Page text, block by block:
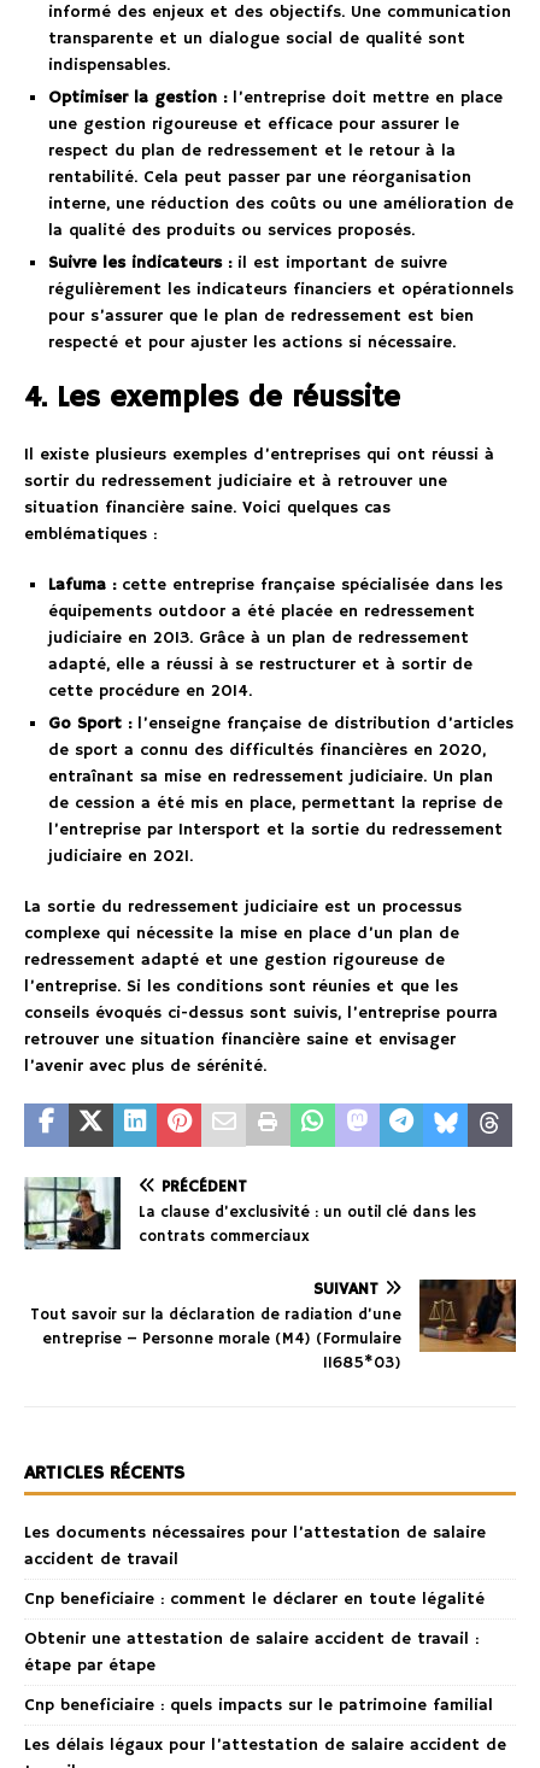
informé des enjeux et des objectifs. Une communication
transparente et un dialogue social de qualité sont
indispensables.
Optimiser la gestion :l’entreprise doit mettre en place
une gestion rigoureuse et efficace pour assurer le
respect du plan de redressement et le retour à la
rentabilité. Cela peut passer par une réorganisation
interne, une réduction des coûts ou une amélioration de
la qualité des produits ou services proposés.
Suivre les indicateurs :il est important de suivre
régulièrement les indicateurs financiers et opérationnels
pour s’assurer que le plan de redressement est bien
respecté et pour ajuster les actions si nécessaire.
4. Les exemples de réussite
Il existe plusieurs exemples d’entreprises qui ont réussi à
sortir du redressement judiciaire et à retrouver une
situation financière saine. Voici quelques cas
emblématiques :
Lafuma :cette entreprise française spécialisée dans les
équipements outdoor a été placée en redressement
judiciaire en 2013. Grâce à un plan de redressement
adapté, elle a réussi à se restructurer et à sortir de
cette procédure en 2014.
Go Sport :l’enseigne française de distribution d’articles
de sport a connu des difficultés financières en 2020,
entraînant sa mise en redressement judiciaire. Un plan
de cession a été mis en place, permettant la reprise de
l’entreprise par Intersport et la sortie du redressement
judiciaire en 2021.
La sortie du redressement judiciaire est un processus
complexe qui nécessite la mise en place d’un plan de
redressement adapté et une gestion rigoureuse de
l’entreprise. Si les conditions sont réunies et que les
conseils évoqués ci-dessus sont suivis, l’entreprise pourra
retrouver une situation financière saine et envisager
l’avenir avec plus de sérénité.
PRÉCÉDENT
La clause d’exclusivité : un outil clé dans les
contrats commerciaux
SUIVANT
Tout savoir sur la déclaration de radiation d’une
entreprise – Personne morale (M4) (Formulaire
11685*03)
ARTICLES RÉCENTS
Les documents nécessaires pour l’attestation de salaire
accident de travail
Cnp beneficiaire : comment le déclarer en toute légalité
Obtenir une attestation de salaire accident de travail :
étape par étape
Cnp beneficiaire : quels impacts sur le patrimoine familial
Les délais légaux pour l’attestation de salaire accident de